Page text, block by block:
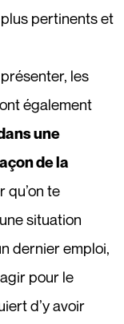
pertinents et
les
également
une
de la
qu’on te
situation
dernier emploi,
pour le
d’y avoir